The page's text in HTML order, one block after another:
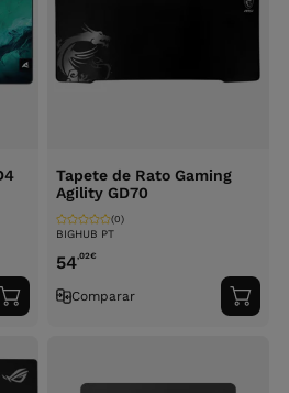
Adicionar
ao
Tapete de Rato Gaming
Agility GD70
BIGHUB PT
(0)
54,02€
Comparar
ao